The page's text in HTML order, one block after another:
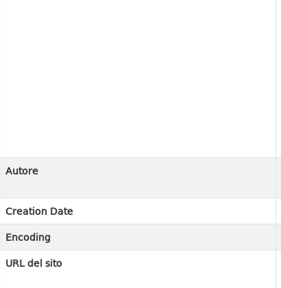
Autore
Creation Date
Encoding
URL del sito